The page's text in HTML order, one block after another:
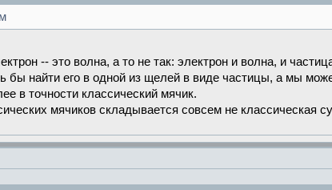
-- это волна, а то не так: электрон и волна, и
бы найти его в одной из щелей в виде частицы, а мы
в точности классический мячик.
мячиков складывается совсем не классическая